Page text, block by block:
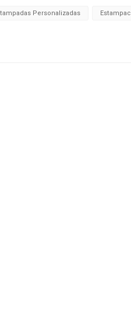
en técnicas
los procesos de
para producir piezas
Personalizadas